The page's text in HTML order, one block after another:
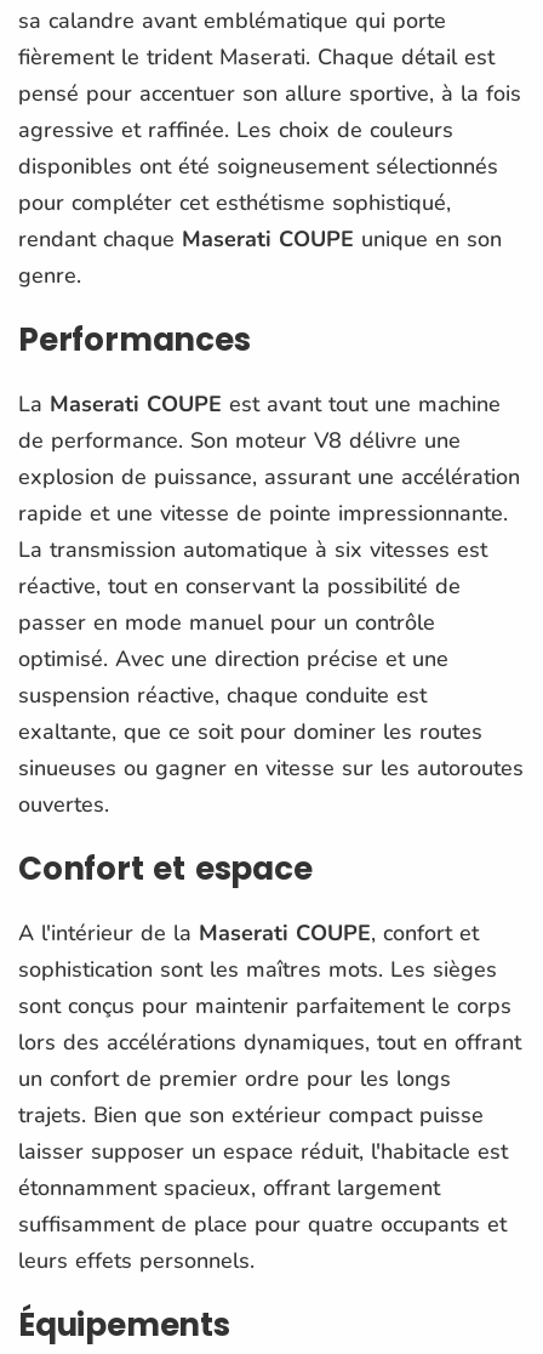
sa calandre avant emblématique qui porte
fièrement le trident Maserati. Chaque détail est
pensé pour accentuer son allure sportive, à la fois
agressive et raffinée. Les choix de couleurs
disponibles ont été soigneusement sélectionnés
pour compléter cet esthétisme sophistiqué,
rendant chaque Maserati COUPE unique en son
genre.
Performances
La Maserati COUPE est avant tout une machine
de performance. Son moteur V8 délivre une
explosion de puissance, assurant une accélération
rapide et une vitesse de pointe impressionnante.
La transmission automatique à six vitesses est
réactive, tout en conservant la possibilité de
passer en mode manuel pour un contrôle
optimisé. Avec une direction précise et une
suspension réactive, chaque conduite est
exaltante, que ce soit pour dominer les routes
sinueuses ou gagner en vitesse sur les autoroutes
ouvertes.
Confort et espace
A l'intérieur de la Maserati COUPE, confort et
sophistication sont les maîtres mots. Les sièges
sont conçus pour maintenir parfaitement le corps
lors des accélérations dynamiques, tout en offrant
un confort de premier ordre pour les longs
trajets. Bien que son extérieur compact puisse
laisser supposer un espace réduit, l'habitacle est
étonnamment spacieux, offrant largement
suffisamment de place pour quatre occupants et
leurs effets personnels.
Équipements